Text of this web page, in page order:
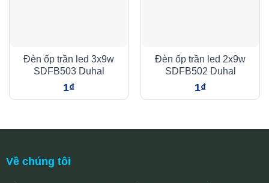
Đèn ốp trần led 3x9w
SDFB503 Duhal
1₫
Đèn ốp trần led 2x9w
SDFB502 Duhal
1₫
Về chúng tôi